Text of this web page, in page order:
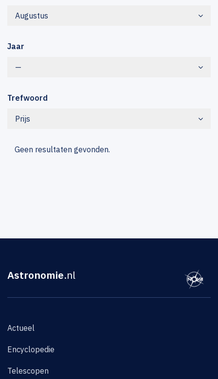
Augustus
Jaar
—
Trefwoord
Prijs
Geen resultaten gevonden.
Astronomie.nl
Actueel
Encyclopedie
Telescopen